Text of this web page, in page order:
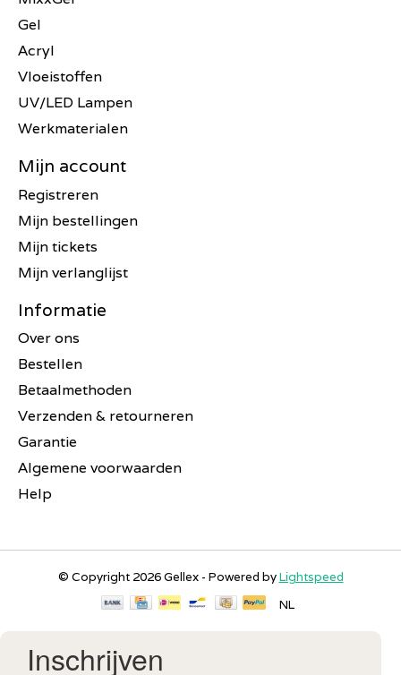
Gel
Acryl
Vloeistoffen
UV/LED Lampen
Werkmaterialen
Mijn account
Registreren
Mijn bestellingen
Mijn tickets
Mijn verlanglijst
Informatie
Over ons
Bestellen
Betaalmethoden
Verzenden & retourneren
Garantie
Algemene voorwaarden
Help
© Copyright 2026 Gellex - Powered byLightspeed
NL
Inschrijven